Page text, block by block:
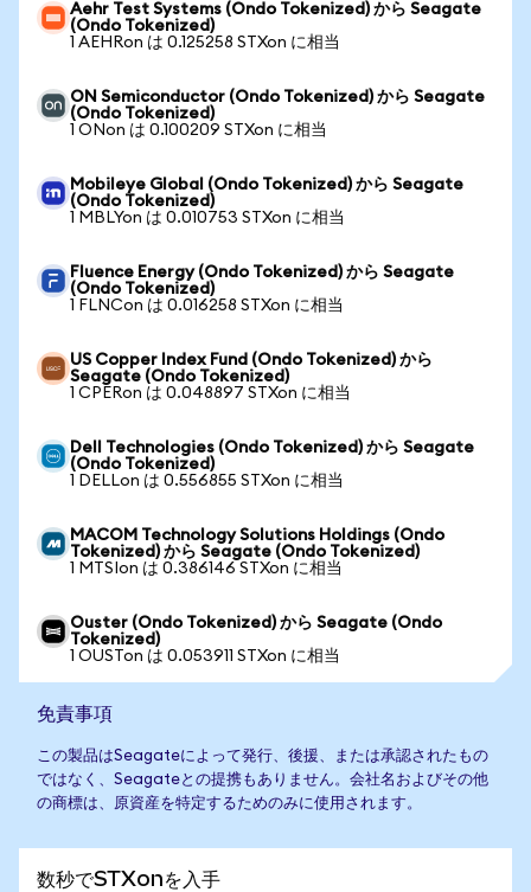
Aehr Test Systems (Ondo Tokenized) から Seagate
(Ondo Tokenized)
1 AEHRon は 0.125258 STXon に相当
ON Semiconductor (Ondo Tokenized) から Seagate
(Ondo Tokenized)
1 ONon は 0.100209 STXon に相当
Mobileye Global (Ondo Tokenized) から Seagate
(Ondo Tokenized)
1 MBLYon は 0.010753 STXon に相当
Fluence Energy (Ondo Tokenized) から Seagate
(Ondo Tokenized)
1 FLNCon は 0.016258 STXon に相当
US Copper Index Fund (Ondo Tokenized) から
Seagate (Ondo Tokenized)
1 CPERon は 0.048897 STXon に相当
Dell Technologies (Ondo Tokenized) から Seagate
(Ondo Tokenized)
1 DELLon は 0.556855 STXon に相当
MACOM Technology Solutions Holdings (Ondo
Tokenized) から Seagate (Ondo Tokenized)
1 MTSIon は 0.386146 STXon に相当
Ouster (Ondo Tokenized) から Seagate (Ondo
Tokenized)
1 OUSTon は 0.053911 STXon に相当
免責事項
この製品はSeagateによって発行、後援、または承認されたもの
ではなく、Seagateとの提携もありません。会社名およびその他
の商標は、原資産を特定するためのみに使用されます。
数秒でSTXonを入手